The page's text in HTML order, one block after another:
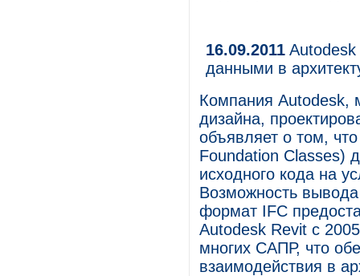
16.09.2011
данными в
Компания Autodesk,
дизайна,
объявляет о том,
Foundation Classes)
исходного кода на
Возможность
формат IFC
Autodesk Revit с
многих САПР, что
взаимодействия в